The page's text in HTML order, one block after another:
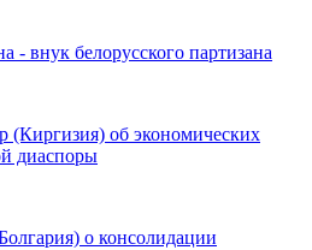
внук белорусского партизана
(Киргизия) об экономических
диаспоры
о консолидации